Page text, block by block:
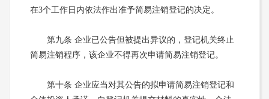
在3个工作日内依法作出准予简易注销登记的决定。
第九条 企业已公告但被提出异议的，登记机关终止
简易注销程序，该企业不得再次申请简易注销登记。
第十条 企业应当对其公告的拟申请简易注销登记和